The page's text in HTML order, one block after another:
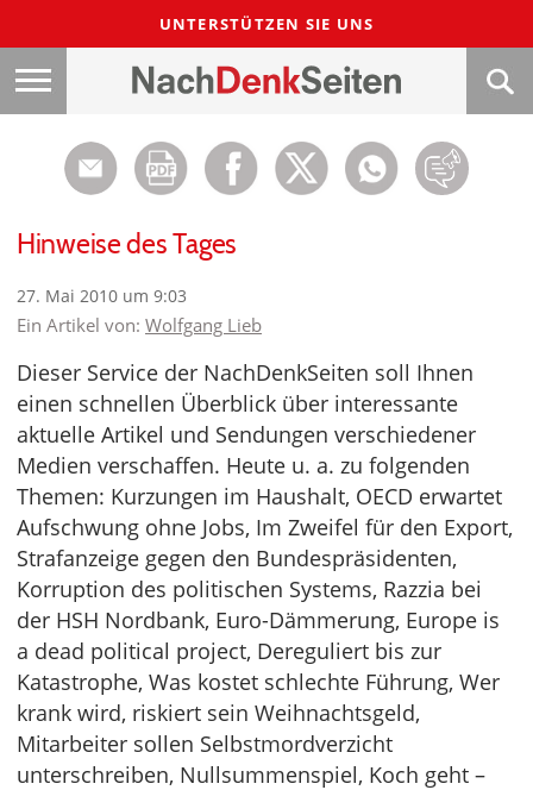
UNTERSTÜTZEN SIE UNS
Hinweise des Tages
27. Mai 2010 um 9:03
Ein Artikel von: Wolfgang Lieb
Dieser Service der NachDenkSeiten soll Ihnen
einen schnellen Überblick über interessante
aktuelle Artikel und Sendungen verschiedener
Medien verschaffen. Heute u. a. zu folgenden
Themen: Kurzungen im Haushalt, OECD erwartet
Aufschwung ohne Jobs, Im Zweifel für den Export,
Strafanzeige gegen den Bundespräsidenten,
Korruption des politischen Systems, Razzia bei
der HSH Nordbank, Euro-Dämmerung, Europe is
a dead political project, Dereguliert bis zur
Katastrophe, Was kostet schlechte Führung, Wer
krank wird, riskiert sein Weihnachtsgeld,
Mitarbeiter sollen Selbstmordverzicht
unterschreiben, Nullsummenspiel, Koch geht –